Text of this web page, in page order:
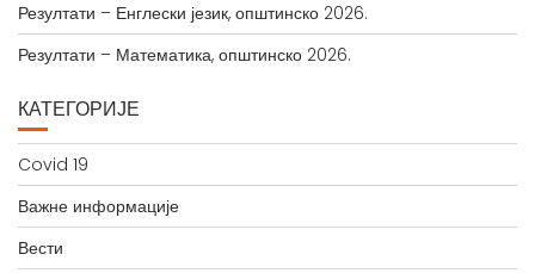
Резултати – Енглески језик, општинско 2026.
Резултати – Математика, општинско 2026.
КАТЕГОРИЈЕ
Covid 19
Важне информације
Вести